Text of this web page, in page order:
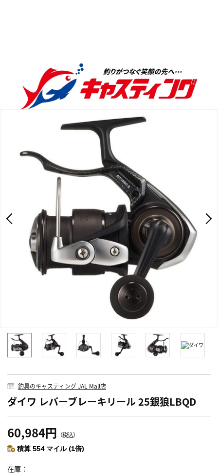
釣具のキャスティング JAL Mall店
ダイワ レバーブレーキリール 25銀狼LBQD
60,984円 （税込）
積算 554 マイル (1倍)
在庫